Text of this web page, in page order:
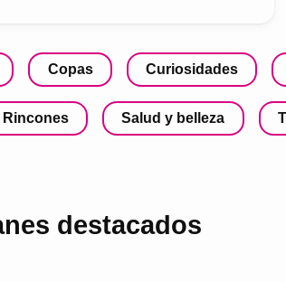
Copas Curiosidades
Rincones Salud y belleza
destacados